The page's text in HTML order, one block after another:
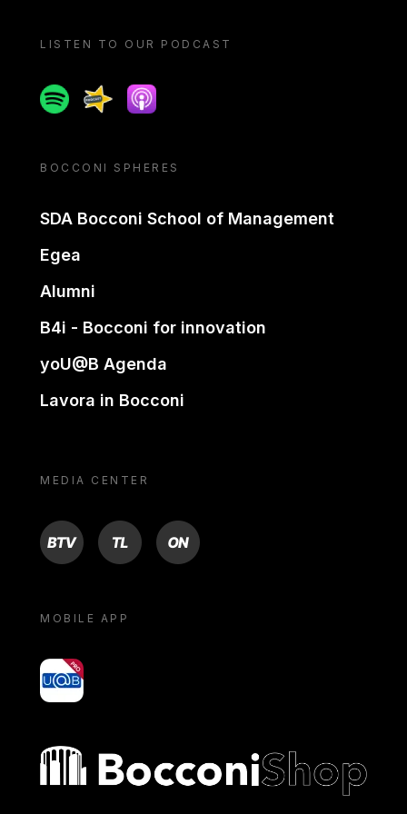
LISTEN TO OUR PODCAST
SpotifySpreakerApple podcast
BOCCONI SPHERES
SDA Bocconi School of Management
Egea
Alumni
B4i - Bocconi for innovation
yoU@B Agenda
Lavora in Bocconi
MEDIA CENTER
BTV TL ON
MOBILE APP
yoU@B
Bocconi shop